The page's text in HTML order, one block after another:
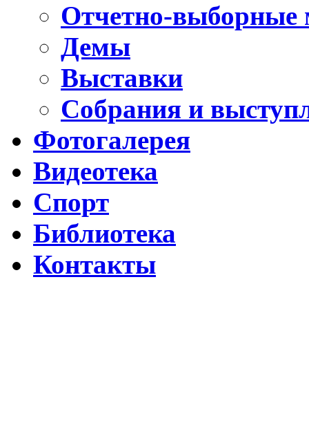
Отчетно-выборные
Демы
Выставки
Собрания и
Фотогалерея
Видеотека
Спорт
Библиотека
Контакты